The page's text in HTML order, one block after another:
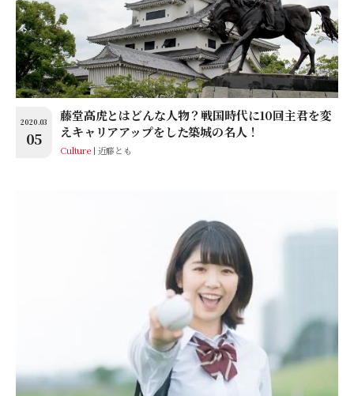
2020.03
05
藤堂高虎とはどんな人物？戦国時代に10回主君を変
えキャリアアップをした築城の名人！
Culture 近藤とも